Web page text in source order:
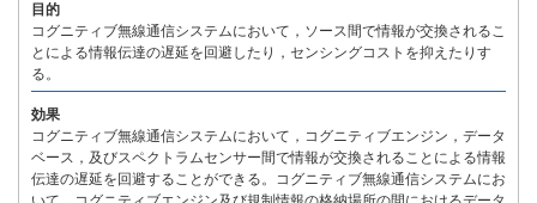
目的
コグニティブ無線通信システムにおいて，ソース間で情報が交換されるこ
とによる情報伝達の遅延を回避したり，センシングコストを抑えたりす
る。
効果
コグニティブ無線通信システムにおいて，コグニティブエンジン，データ
ベース，及びスペクトラムセンサー間で情報が交換されることによる情報
伝達の遅延を回避することができる。コグニティブ無線通信システムにお